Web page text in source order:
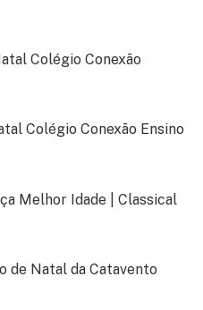
Colégio Conexão
Colégio Conexão Ensino
Melhor Idade | Classical
de Natal da Catavento